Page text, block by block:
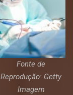
Fonte de
Reprodução: Getty
Imagem